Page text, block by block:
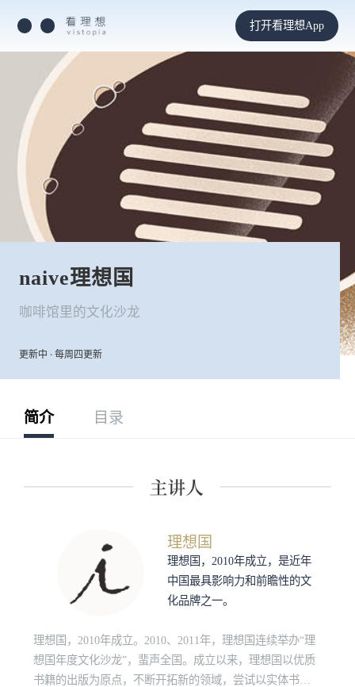
打开看理想App
naive理想国
咖啡馆里的文化沙龙
更新中 · 每周四更新
简介 目录
理想国
理想国，2010年成立，是近年
中国最具影响力和前瞻性的文
化品牌之一。
理想国，2010年成立。2010、2011年，理想国连续举办“理
想国年度文化沙龙”，蜚声全国。成立以来，理想国以优质
书籍的出版为原点，不断开拓新的领域，尝试以实体书